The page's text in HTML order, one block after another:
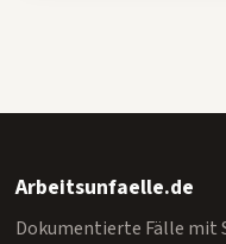
Arbeitsunfaelle.de
Dokumentierte Fälle mit